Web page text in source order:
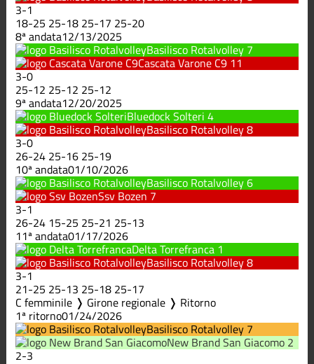
3-1
18-25 25-18 25-17 25-20
8ª andata12/13/2025
Basilisco Rotalvolley 7
Cascata Varone C9 11
3-0
25-12 25-12 25-12
9ª andata12/20/2025
Bluedock Solteri 4
Basilisco Rotalvolley8
3-0
26-24 25-16 25-19
10ª andata01/10/2026
Basilisco Rotalvolley6
Ssv Bozen 7
3-1
26-24 15-25 25-21 25-13
11ª andata01/17/2026
Delta Torrefranca 1
Basilisco Rotalvolley8
3-1
21-25 25-13 25-18 25-17
C femminile ❭ Girone regionale ❭ Ritorno
1ª ritorno01/24/2026
Basilisco Rotalvolley 7
New Brand San Giacomo 2
2-3